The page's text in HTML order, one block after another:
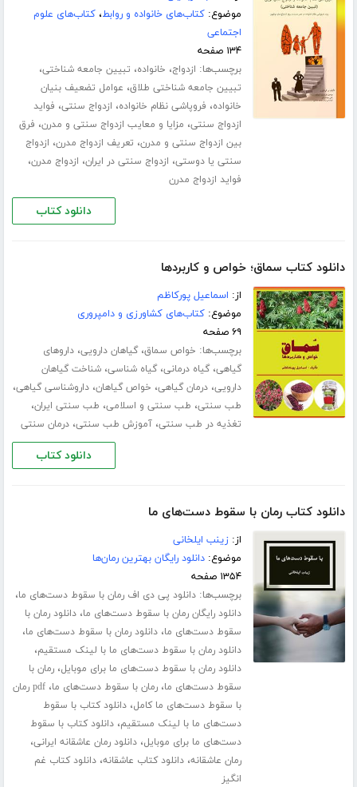
موضوع:کتاب‌های خانواده و روابط،کتاب‌های علوم
اجتماعی
۱۳۴ صفحه
برچسب‌ها: ازدواج، خانواده، تبیین جامعه شناختی،
تبیین جامعه شناختی طلاق، عوامل تضعیف بنیان
خانواده، فروپاشی نظام خانواده، ازدواج سنتی، فواید
ازدواج سنتی، مزایا و معایب ازدواج سنتی و مدرن، فرق
بین ازدواج سنتی و مدرن، تعریف ازدواج مدرن، ازدواج
سنتی یا دوستی، ازدواج سنتی در ایران، ازدواج مدرن،
فواید ازدواج مدرن
دانلود کتاب
دانلود کتاب سماق؛ خواص و کاربردها
از: اسماعیل پورکاظم
موضوع:کتاب‌های کشاورزی و دامپروری
۶۹ صفحه
برچسب‌ها: خواص سماق،گیاهان دارویی،داروهای
گیاهی،گیاه درمانی،گیاه شناسی،شناخت گیاهان
دارویی،درمان گیاهی، خواص گیاهان،داروشناسی گیاهی،
طب سنتی، طب سنتی و اسلامی، طب سنتی ایران،
تغذیه در طب سنتی،آموزش طب سنتی،درمان سنتی
دانلود کتاب
دانلود کتاب رمان با سقوط دست‌های ما
از:زینب ایلخانی
موضوع:دانلود رایگان بهترین رمان‌ها
۱۳۵۴ صفحه
برچسب‌ها:دانلود پی دی اف رمان با سقوط دست‌های ما،
دانلود رایگان رمان با سقوط دست‌های ما،دانلود رمان با
سقوط دست‌های ما،دانلود رمان با سقوط دست‌های ما،
دانلود رمان با سقوط دست‌های ما با لینک مستقیم،
دانلود رمان با سقوط دست‌های ما برای موبایل،رمان با
سقوط دست‌های ما،رمان با سقوط دست‌های ما،
pdf رمان
با سقوط دست‌های ما کامل،دانلود کتاب با سقوط
دست‌های ما با لینک مستقیم،دانلود کتاب با سقوط
دست‌های ما برای موبایل،دانلود رمان عاشقانه ایرانی،
رمان عاشقانه،دانلود کتاب عاشقانه،دانلود کتاب غم
انگیز